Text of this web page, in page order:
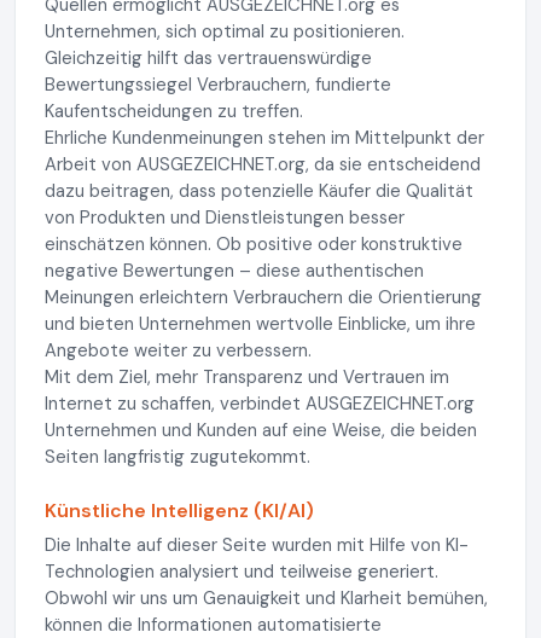
Quellen ermöglicht AUSGEZEICHNET.org es
Unternehmen, sich optimal zu positionieren.
Gleichzeitig hilft das vertrauenswürdige
Bewertungssiegel Verbrauchern, fundierte
Kaufentscheidungen zu treffen.
Ehrliche Kundenmeinungen stehen im Mittelpunkt der
Arbeit von AUSGEZEICHNET.org, da sie entscheidend
dazu beitragen, dass potenzielle Käufer die Qualität
von Produkten und Dienstleistungen besser
einschätzen können. Ob positive oder konstruktive
negative Bewertungen – diese authentischen
Meinungen erleichtern Verbrauchern die Orientierung
und bieten Unternehmen wertvolle Einblicke, um ihre
Angebote weiter zu verbessern.
Mit dem Ziel, mehr Transparenz und Vertrauen im
Internet zu schaffen, verbindet AUSGEZEICHNET.org
Unternehmen und Kunden auf eine Weise, die beiden
Seiten langfristig zugutekommt.
Künstliche Intelligenz (KI/AI)
Die Inhalte auf dieser Seite wurden mit Hilfe von KI-
Technologien analysiert und teilweise generiert.
Obwohl wir uns um Genauigkeit und Klarheit bemühen,
können die Informationen automatisierte